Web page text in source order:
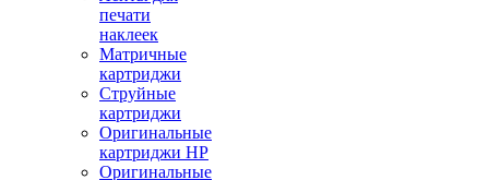
печати
наклеек
Матричные
картриджи
Струйные
картриджи
Оригинальные
картриджи HP
Оригинальные